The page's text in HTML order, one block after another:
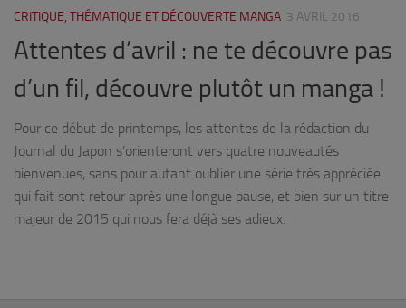
CRITIQUE, THÉMATIQUE ET DÉCOUVERTE MANGA 3 AVRIL 2016
Attentes d’avril : ne te découvre pas
d’un fil, découvre plutôt un manga !
Pour ce début de printemps, les attentes de la rédaction du
Journal du Japon s’orienteront vers quatre nouveautés
bienvenues, sans pour autant oublier une série très appréciée
qui fait sont retour après une longue pause, et bien sur un titre
majeur de 2015 qui nous fera déjà ses adieux.